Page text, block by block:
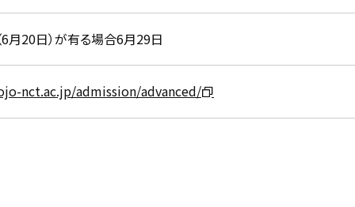
20日）が有る場合6月29日
nct.ac.jp/admission/advanced/